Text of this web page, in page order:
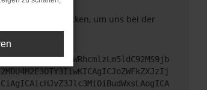
Text schicken, um uns bei der